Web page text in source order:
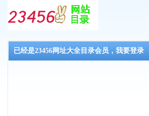
已经是23456网址大全目录会员，我要